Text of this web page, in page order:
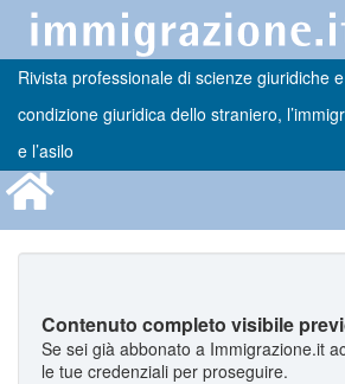
Rivista professionale di scienze giuridiche
condizione giuridica dello straniero,
e l’asilo
Contenuto completo visibile
Se sei già abbonato a Immigrazione.it
le tue credenziali per proseguire.